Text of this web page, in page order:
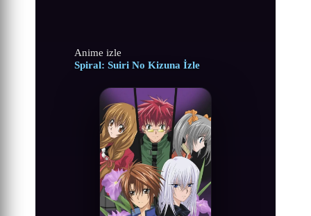
Anime izle
Spiral: Suiri No Kizuna İzle